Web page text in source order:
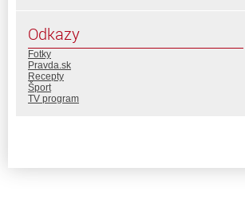
Odkazy
Fotky
Pravda.sk
Recepty
Šport
TV program